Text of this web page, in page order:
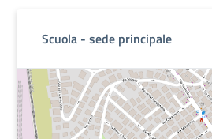
Scuola - sede principale